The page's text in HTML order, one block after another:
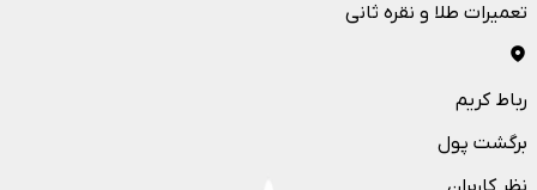
تعمیرات طلا و نقره ثانی
رباط کریم
برگشت پول